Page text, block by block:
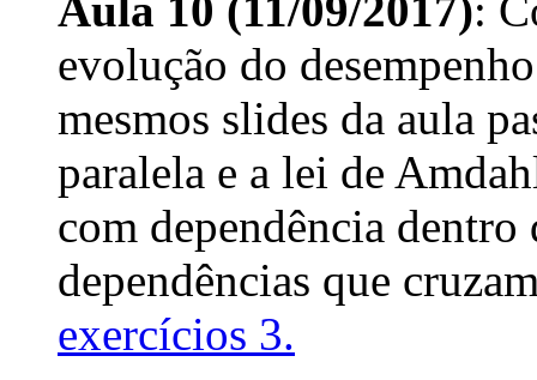
Aula 10 (11/09/2017):
evolução do
mesmos slides da aula
paralela e a lei de
com dependência
dependências que
exercícios 3.